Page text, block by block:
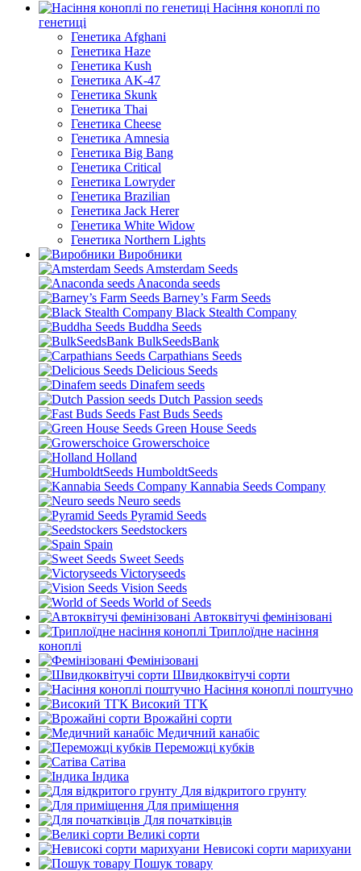
Насіння коноплі по
генетиці
Генетика Afghani
Генетика Haze
Генетика Kush
Генетика AK-47
Генетика Skunk
Генетика Thai
Генетика Cheese
Генетика Amnesia
Генетика Big Bang
Генетика Critical
Генетика Lowryder
Генетика Brazilian
Генетика Jack Herer
Генетика White Widow
Генетика Northern Lights
Виробники
Amsterdam Seeds
Anaconda seeds
Barney’s Farm Seeds
Black Stealth Company
Buddha Seeds
BulkSeedsBank
Carpathians Seeds
Delicious Seeds
Dinafem seeds
Dutch Passion seeds
Fast Buds Seeds
Green House Seeds
Growerschoice
Holland
HumboldtSeeds
Kannabia Seeds Company
Neuro seeds
Pyramid Seeds
Seedstockers
Spain
Sweet Seeds
Victoryseeds
Vision Seeds
World of Seeds
Автоквітучі фемінізовані
Триплоїдне насіння
коноплі
Фемінізовані
Швидкоквітучі сорти
Насіння коноплі поштучно
Високий ТГК
Врожайні сорти
Медичний канабіс
Переможці кубків
Сатіва
Індика
Для відкритого грунту
Для приміщення
Для початківців
Великі сорти
Невисокі сорти марихуани
Пошук товару